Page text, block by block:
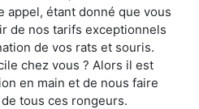
appel, étant donné que vous
de nos tarifs exceptionnels
de vos rats et souris.
chez vous ? Alors il est
en main et de nous faire
tous ces rongeurs.